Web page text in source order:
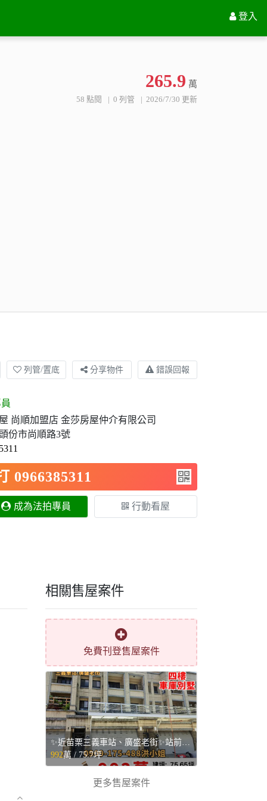
登入
265.9 萬
58 點閱 0 列管 2026/7/30 更新
列管/置底 分享物件 錯誤回報
尚順加盟店 金莎房屋仲介有限公司
份市尚順路3號
0966385311
成為法拍專員 行動看屋
相關售屋案件
免費刊登售屋案件
✨近苗栗三義車站、廣盛老街✨站前四樓車庫別墅💥 - 苗栗縣三義鄉售屋
992萬 / 75.7坪
更多售屋案件